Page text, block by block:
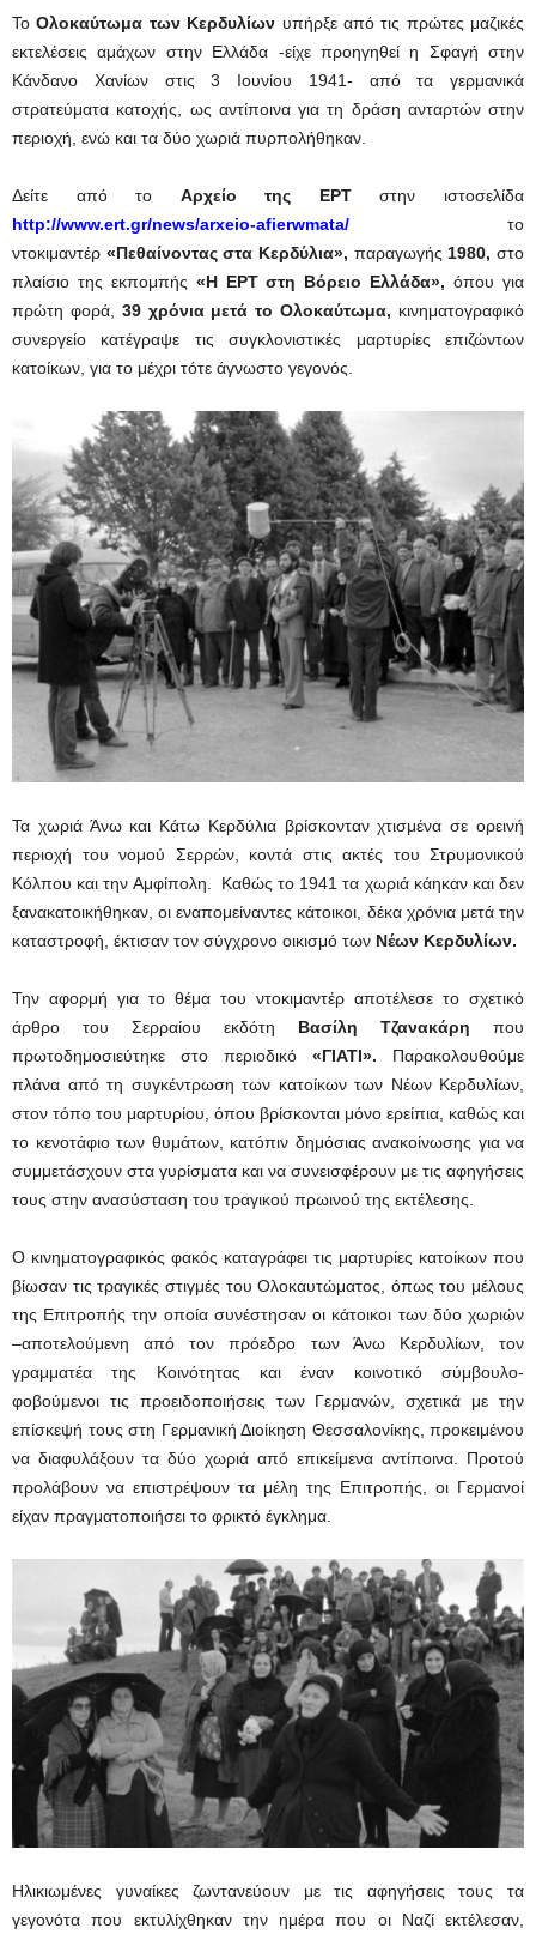
ΤοΟλοκαύτωμα των Κερδυλίων υπήρξε από τις πρώτες μαζικές
εκτελέσεις αμάχων στην Ελλάδα -είχε προηγηθεί η Σφαγή στην
Κάνδανο Χανίων στις 3 Ιουνίου 1941- από τα γερμανικά
στρατεύματα κατοχής, ως αντίποινα για τη δράση ανταρτών στην
περιοχή, ενώ και τα δύο χωριά πυρπολήθηκαν.
Δείτε από το Αρχείο της ΕΡΤστην ιστοσελίδα
http://www.ert.gr/news/arxeio-afierwmata/ το
ντοκιμαντέρ «Πεθαίνοντας στα Κερδύλια», παραγωγής 1980,στο
πλαίσιο της εκπομπής «Η ΕΡΤ στη Βόρειο Ελλάδα», όπου για
πρώτη φορά, 39 χρόνια μετά το Ολοκαύτωμα, κινηματογραφικό
συνεργείο κατέγραψε τις συγκλονιστικές μαρτυρίες επιζώντων
κατοίκων, για το μέχρι τότε άγνωστο γεγονός.
Τα χωριά Άνω και Κάτω Κερδύλια βρίσκονταν χτισμένα σε ορεινή
περιοχή του νομού Σερρών, κοντά στις ακτές του Στρυμονικού
Κόλπου και την Αμφίπολη. Καθώς το 1941 τα χωριά κάηκαν και δεν
ξανακατοικήθηκαν, οι εναπομείναντες κάτοικοι, δέκα χρόνια μετά την
καταστροφή, έκτισαν τον σύγχρονο οικισμό των Νέων Κερδυλίων.
Την αφορμή για το θέμα του ντοκιμαντέρ αποτέλεσε το σχετικό
άρθρο του Σερραίου εκδότη Βασίλη Τζανακάρη που
πρωτοδημοσιεύτηκε στο περιοδικό «ΓΙΑΤΙ». Παρακολουθούμε
πλάνα από τη συγκέντρωση των κατοίκων των Νέων Κερδυλίων,
στον τόπο του μαρτυρίου, όπου βρίσκονται μόνο ερείπια, καθώς και
το κενοτάφιο των θυμάτων, κατόπιν δημόσιας ανακοίνωσης για να
συμμετάσχουν στα γυρίσματα και να συνεισφέρουν με τις αφηγήσεις
τους στην ανασύσταση του τραγικού πρωινού της εκτέλεσης.
Ο κινηματογραφικός φακός καταγράφει τις μαρτυρίες κατοίκων που
βίωσαν τις τραγικές στιγμές του Ολοκαυτώματος, όπως του μέλους
της Επιτροπής την οποία συνέστησαν οι κάτοικοι των δύο χωριών
–αποτελούμενη από τον πρόεδρο των Άνω Κερδυλίων, τον
γραμματέα της Κοινότητας και έναν κοινοτικό σύμβουλο-
φοβούμενοι τις προειδοποιήσεις των Γερμανών, σχετικά με την
επίσκεψή τους στη Γερμανική Διοίκηση Θεσσαλονίκης, προκειμένου
να διαφυλάξουν τα δύο χωριά από επικείμενα αντίποινα. Προτού
προλάβουν να επιστρέψουν τα μέλη της Επιτροπής, οι Γερμανοί
είχαν πραγματοποιήσει το φρικτό έγκλημα.
Ηλικιωμένες γυναίκες ζωντανεύουν με τις αφηγήσεις τους τα
γεγονότα που εκτυλίχθηκαν την ημέρα που οι Ναζί εκτέλεσαν,